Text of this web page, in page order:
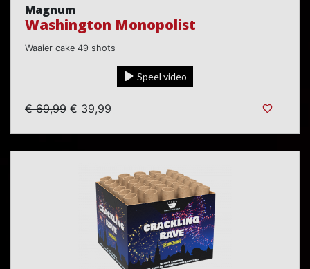
Magnum
Washington Monopolist
Waaier cake 49 shots
Speel video
€ 69,99 € 39,99